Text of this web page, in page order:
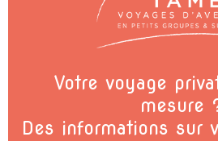
Votre voyage
mesure
Des informations sur